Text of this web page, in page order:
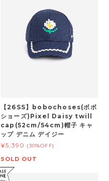
【26SS】bobochoses(ボボ
ショーズ)Pixel Daisy twill
cap(52cm/54cm)帽子 キャ
ップ デニム デイジー
¥5,390 (30%OFF)
SOLD OUT